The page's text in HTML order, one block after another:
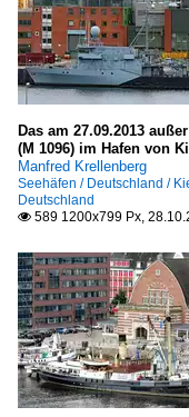
Das am 27.09.2013
(M 1096) im Hafen von
Manfred Krellenberg
Seehäfen / Deutschland /
Deutschland
 589 1200x799 Px,